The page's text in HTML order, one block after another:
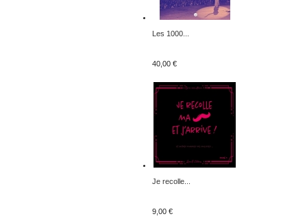
Les 1000...
40,00 €
Je recolle...
9,00 €